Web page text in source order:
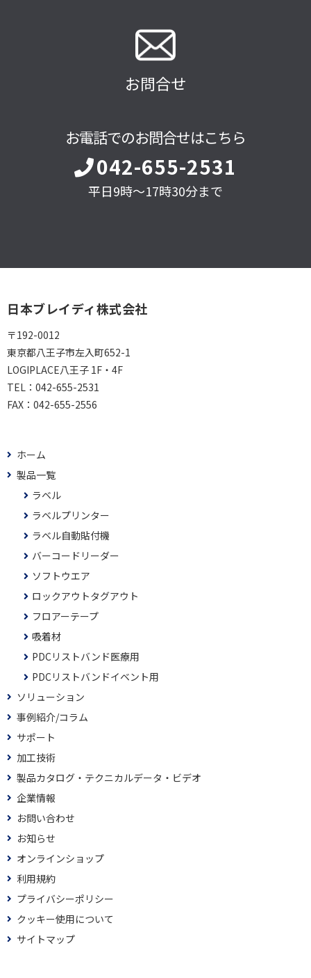
お問合せ
お電話でのお問合せはこちら
042-655-2531
平日9時～17時30分まで
日本ブレイディ株式会社
〒192-0012
東京都八王子市左入町652-1
LOGIPLACE八王子 1F・4F
TEL： 042-655-2531
FAX： 042-655-2556
ホーム
製品一覧
ラベル
ラベルプリンター
ラベル自動貼付機
バーコードリーダー
ソフトウエア
ロックアウトタグアウト
フロアーテープ
吸着材
PDCリストバンド医療用
PDCリストバンドイベント用
ソリューション
事例紹介/コラム
サポート
加工技術
製品カタログ・テクニカルデータ・ビデオ
企業情報
お問い合わせ
お知らせ
オンラインショップ
利用規約
プライバシーポリシー
クッキー使用について
サイトマップ